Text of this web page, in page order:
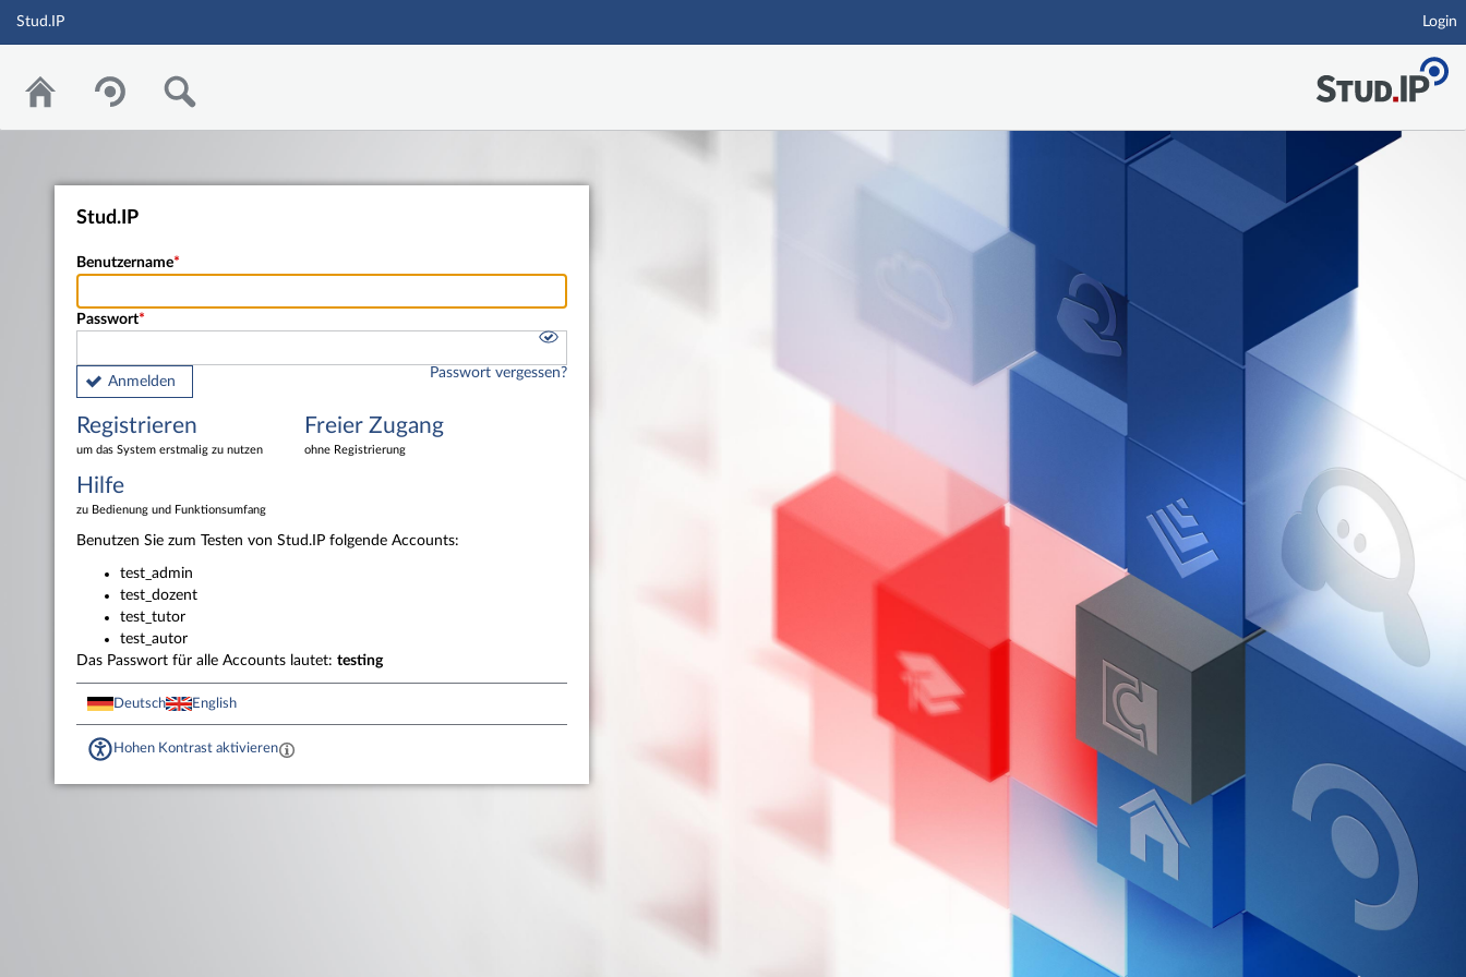
Hauptnavigation
Stud.IP Login
Stud.IP
Benutzername
Passwort
Anmelden
Passwort vergessen?
Registrieren
um das System erstmalig zu nutzen
Freier Zugang
ohne Registrierung
Hilfe
zu Bedienung und Funktionsumfang
Benutzen Sie zum Testen von Stud.IP folgende Accounts:
test_admin
test_dozent
test_tutor
test_autor
Das Passwort für alle Accounts lautet: testing
Deutsch English
Hohen Kontrast aktivieren